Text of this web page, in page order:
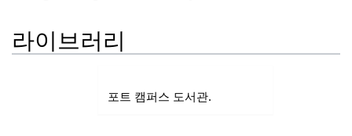
라이브러리
포트 캠퍼스 도서관.